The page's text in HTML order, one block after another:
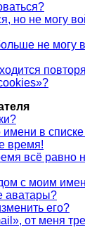
но не могу
не могу
в
время!
всё равно
с моим
аватары?
его?
от меня